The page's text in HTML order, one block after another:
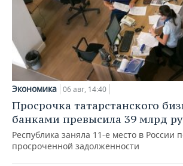
Экономика 06 авг, 14:40
Просрочка татарстанского
банками превысила 39 млрд
Республика заняла 11-е место в России
просроченной задолженности